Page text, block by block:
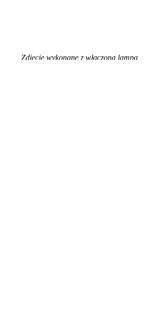
Zdjęcie wykonane z włączoną lampą